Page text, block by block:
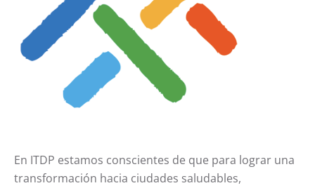
En ITDP estamos conscientes de que para lograr una
transformación hacia ciudades saludables,